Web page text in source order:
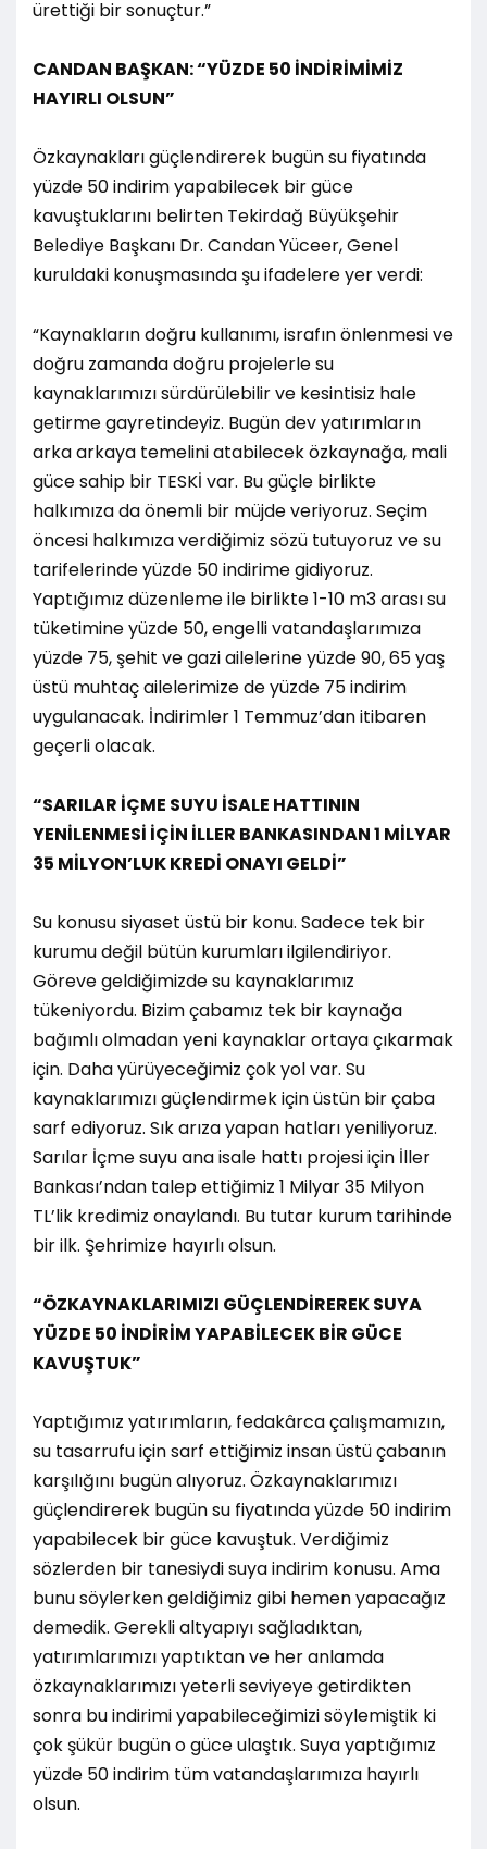
ürettiği bir sonuçtur.”
CANDAN BAŞKAN: “YÜZDE 50 İNDİRİMİMİZ
HAYIRLI OLSUN”
Özkaynakları güçlendirerek bugün su fiyatında
yüzde 50 indirim yapabilecek bir güce
kavuştuklarını belirten Tekirdağ Büyükşehir
Belediye Başkanı Dr. Candan Yüceer, Genel
kuruldaki konuşmasında şu ifadelere yer verdi:
“Kaynakların doğru kullanımı, israfın önlenmesi ve
doğru zamanda doğru projelerle su
kaynaklarımızı sürdürülebilir ve kesintisiz hale
getirme gayretindeyiz. Bugün dev yatırımların
arka arkaya temelini atabilecek özkaynağa, mali
güce sahip bir TESKİ var. Bu güçle birlikte
halkımıza da önemli bir müjde veriyoruz. Seçim
öncesi halkımıza verdiğimiz sözü tutuyoruz ve su
tarifelerinde yüzde 50 indirime gidiyoruz.
Yaptığımız düzenleme ile birlikte 1-10 m3 arası su
tüketimine yüzde 50, engelli vatandaşlarımıza
yüzde 75, şehit ve gazi ailelerine yüzde 90, 65 yaş
üstü muhtaç ailelerimize de yüzde 75 indirim
uygulanacak. İndirimler 1 Temmuz’dan itibaren
geçerli olacak.
“SARILAR İÇME SUYU İSALE HATTININ
YENİLENMESİ İÇİN İLLER BANKASINDAN 1 MİLYAR
35 MİLYON’LUK KREDİ ONAYI GELDİ”
Su konusu siyaset üstü bir konu. Sadece tek bir
kurumu değil bütün kurumları ilgilendiriyor.
Göreve geldiğimizde su kaynaklarımız
tükeniyordu. Bizim çabamız tek bir kaynağa
bağımlı olmadan yeni kaynaklar ortaya çıkarmak
için. Daha yürüyeceğimiz çok yol var. Su
kaynaklarımızı güçlendirmek için üstün bir çaba
sarf ediyoruz. Sık arıza yapan hatları yeniliyoruz.
Sarılar İçme suyu ana isale hattı projesi için İller
Bankası’ndan talep ettiğimiz 1 Milyar 35 Milyon
TL’lik kredimiz onaylandı. Bu tutar kurum tarihinde
bir ilk. Şehrimize hayırlı olsun.
“ÖZKAYNAKLARIMIZI GÜÇLENDİREREK SUYA
YÜZDE 50 İNDİRİM YAPABİLECEK BİR GÜCE
KAVUŞTUK”
Yaptığımız yatırımların, fedakârca çalışmamızın,
su tasarrufu için sarf ettiğimiz insan üstü çabanın
karşılığını bugün alıyoruz. Özkaynaklarımızı
güçlendirerek bugün su fiyatında yüzde 50 indirim
yapabilecek bir güce kavuştuk. Verdiğimiz
sözlerden bir tanesiydi suya indirim konusu. Ama
bunu söylerken geldiğimiz gibi hemen yapacağız
demedik. Gerekli altyapıyı sağladıktan,
yatırımlarımızı yaptıktan ve her anlamda
özkaynaklarımızı yeterli seviyeye getirdikten
sonra bu indirimi yapabileceğimizi söylemiştik ki
çok şükür bugün o güce ulaştık. Suya yaptığımız
yüzde 50 indirim tüm vatandaşlarımıza hayırlı
olsun.